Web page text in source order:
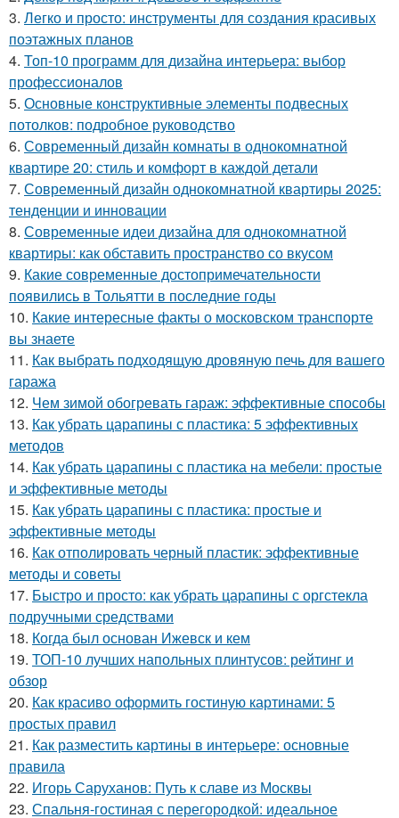
3. Легко и просто: инструменты для создания красивых
поэтажных планов
4. Топ-10 программ для дизайна интерьера: выбор
профессионалов
5. Основные конструктивные элементы подвесных
потолков: подробное руководство
6. Современный дизайн комнаты в однокомнатной
квартире 20: стиль и комфорт в каждой детали
7. Современный дизайн однокомнатной квартиры 2025:
тенденции и инновации
8. Современные идеи дизайна для однокомнатной
квартиры: как обставить пространство со вкусом
9. Какие современные достопримечательности
появились в Тольятти в последние годы
10. Какие интересные факты о московском транспорте
вы знаете
11. Как выбрать подходящую дровяную печь для вашего
гаража
12. Чем зимой обогревать гараж: эффективные способы
13. Как убрать царапины с пластика: 5 эффективных
методов
14. Как убрать царапины с пластика на мебели: простые
и эффективные методы
15. Как убрать царапины с пластика: простые и
эффективные методы
16. Как отполировать черный пластик: эффективные
методы и советы
17. Быстро и просто: как убрать царапины с оргстекла
подручными средствами
18. Когда был основан Ижевск и кем
19. ТОП-10 лучших напольных плинтусов: рейтинг и
обзор
20. Как красиво оформить гостиную картинами: 5
простых правил
21. Как разместить картины в интерьере: основные
правила
22. Игорь Саруханов: Путь к славе из Москвы
23. Спальня-гостиная с перегородкой: идеальное